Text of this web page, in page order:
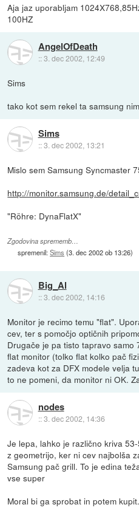
Aja jaz uporabljam
100HZ
AngelOfDeath
::3. dec 2002, 12:49
Sims
tako kot sem rekel ta samsung
Sims
::3. dec 2002, 13:21
Mislo sem Samsung Syncmaster
http://monitor.samsung.de/
"Röhre: DynaFlatX"
Zgodovina sprememb…
spremenil:Sims (3. dec 2002 ob 13:26)
Big_Al
::3. dec 2002, 14:16
Monitor je recimo temu "flat".
cev, ter s pomočjo optičnih
Drugače je pa tisto tapravo samo
flat monitor (tolko flat kolko pač
zadeva kot za DFX modele velja
to ne pomeni, da monitor ni OK.
nodes
::3. dec 2002, 14:36
Je lepa, lahko je različno kriva
z geometrijo, ker ni cev najbolša
Samsung pač grill. To je edina
vse super
Moral bi ga sprobat in potem kupit.